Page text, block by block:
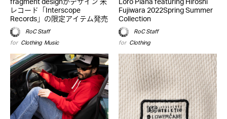
レコード「Interscope
Records」の限定アイテム発売
RoC Staff
for Clothing,Music
Fujiwara 2022Spring Summer
Collection
RoC Staff
for Clothing